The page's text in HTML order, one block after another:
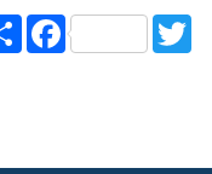
Share Facebook